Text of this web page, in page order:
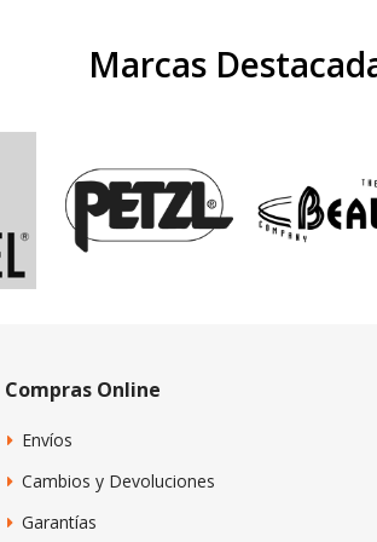
Marcas
Compras Online
Envíos
Cambios y Devoluciones
Garantías